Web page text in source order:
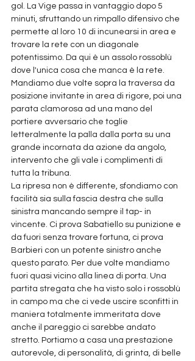
gol. La Vige passa in vantaggio dopo 5
minuti, sfruttando un rimpallo difensivo che
permette al loro 10 di incunearsi in area e
trovare la rete con un diagonale
potentissimo. Da qui è un assolo rossoblù
dove l'unica cosa che manca è la rete.
Mandiamo due volte sopra la traversa da
posizione invitante in area di rigore, poi una
parata clamorosa ad una mano del
portiere avversario che toglie
letteralmente la palla dalla porta su una
grande incornata da azione da angolo,
intervento che gli vale i complimenti di
tutta la tribuna.
La ripresa non è differente, sfondiamo con
facilità sia sulla fascia destra che sulla
sinistra mancando sempre il tap- in
vincente. Ci prova Sabatiello su punizione e
da fuori senza trovare fortuna, ci prova
Barbieri con un potente sinistro anche
questo parato. Per due volte mandiamo
fuori quasi vicino alla linea di porta. Una
partita stregata che ha visto solo i rossoblù
in campo ma che ci vede uscire sconfitti in
maniera totalmente immeritata dove
anche il pareggio ci sarebbe andato
stretto. Portiamo a casa una prestazione
autorevole, di personalità, di grinta, di belle